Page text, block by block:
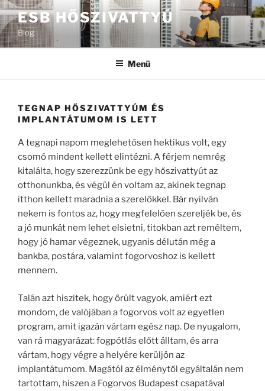
Tartalomhoz
ESB HŐSZIVATTYÚ
Blog
Menü
TEGNAP HŐSZIVATTYÚM ÉS
IMPLANTÁTUMOM IS LETT
A tegnapi napom meglehetősen hektikus volt, egy
csomó mindent kellett elintézni. A férjem nemrég
kitalálta, hogy szerezzünk be egy hőszivattyút az
otthonunkba, és végül én voltam az, akinek tegnap
itthon kellett maradnia a szerelőkkel. Bár nyilván
nekem is fontos az, hogy megfelelően szereljék be, és
a jó munkát nem lehet elsietni, titokban azt reméltem,
hogy jó hamar végeznek, ugyanis délután még a
bankba, postára, valamint fogorvoshoz is kellett
mennem.
Talán azt hiszitek, hogy őrült vagyok, amiért ezt
mondom, de valójában a fogorvos volt az egyetlen
program, amit igazán vártam egész nap. De nyugalom,
van rá magyarázat: fogpótlás előtt álltam, és arra
vártam, hogy végre a helyére kerüljön az
implantátumom. Magától az élménytől egyáltalán nem
tartottam, hiszen a Fogorvos Budapest csapatával